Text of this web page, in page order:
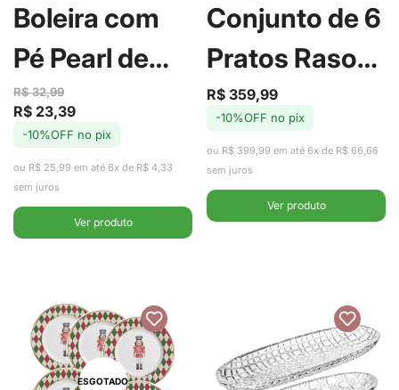
Boleira com
Pé Pearl de
Cristal 20cm -
Wolff
Preço
de
R$ 23,39
Preço
regular
R$ 32,99
-10%OFF no pix
ou R$ 25,99 em até 6x de R$ 4,33
sem juros
Ver produto
Conjunto de 6
Pratos Raso
de Cerâmica
Soldadinhos
com Filete de
Ouro 29cm -
Preço
de
R$ 359,99
Preço
regular
-10%OFF no pix
ou R$ 399,99 em até 6x de R$ 66,66
sem juros
Ver produto
ESGOTADO